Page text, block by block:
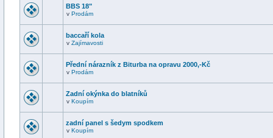
BBS 18"
v Prodám
baccaří kola
v Zajímavosti
Přední nárazník z Biturba na opravu 2000,-Kč
v Prodám
Zadní okýnka do blatníků
v Koupím
zadní panel s šedym spodkem
v Koupím